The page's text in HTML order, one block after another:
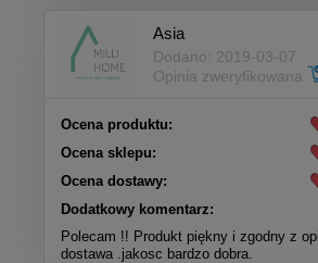
Asia
Dodano: 2019-03-07
Opinia zweryfikowana
Ocena produktu:
Ocena sklepu:
Ocena dostawy:
Dodatkowy komentarz:
Polecam !! Produkt piękny i zgodny z
dostawa .jakosc bardzo dobra.